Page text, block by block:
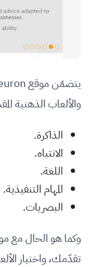
والألعاب الذهنية
الذاكرة.
الانتباه.
اللغة.
المهام التنفيذية.
البصريات.
تقدّمك، واختيار